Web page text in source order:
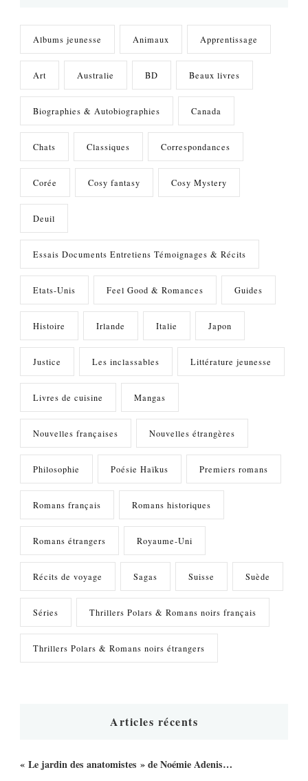
Albums jeunesse Animaux Apprentissage
Art Australie BD Beaux livres
Biographies & Autobiographies Canada
Chats Classiques Correspondances
Corée Cosy fantasy Cosy Mystery
Deuil
Essais Documents Entretiens Témoignages & Récits
Etats-Unis Feel Good & Romances Guides
Histoire Irlande Italie Japon
Justice Les inclassables Littérature jeunesse
Livres de cuisine Mangas
Nouvelles françaises Nouvelles étrangères
Philosophie Poésie Haïkus Premiers romans
Romans français Romans historiques
Romans étrangers Royaume-Uni
Récits de voyage Sagas Suisse Suède
Séries Thrillers Polars & Romans noirs français
Thrillers Polars & Romans noirs étrangers
Articles récents
« Le jardin des anatomistes » de Noémie Adenis…